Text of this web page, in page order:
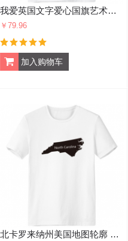
我爱英国文字爱心国旗艺术字插画图案 男女白色短袖T恤创意纪念衫个性T恤衫礼物
￥79.96
北卡罗来纳州美国地图轮廓 男女白色短袖T恤创意纪念衫个性T恤衫礼物